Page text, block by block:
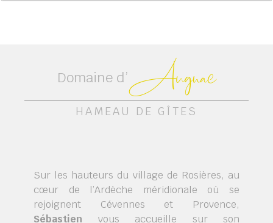
Domaine d’ Augnac
HAMEAU DE GÎTES
Sur les hauteurs du village de Rosières, au
cœur de l’Ardèche méridionale où se
rejoignent Cévennes et Provence,
Sébastien vous accueille sur son